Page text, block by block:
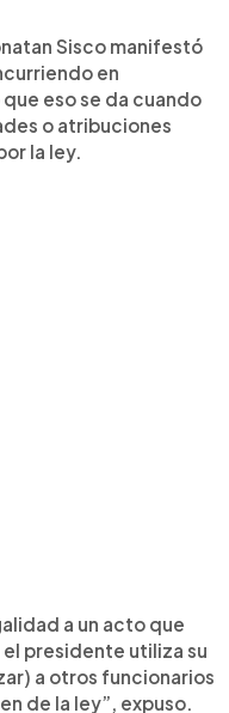
Sisco manifestó
en
eso se da cuando
o atribuciones
la ley.
a un acto que
presidente utiliza su
a otros funcionarios
de la ley”, expuso.